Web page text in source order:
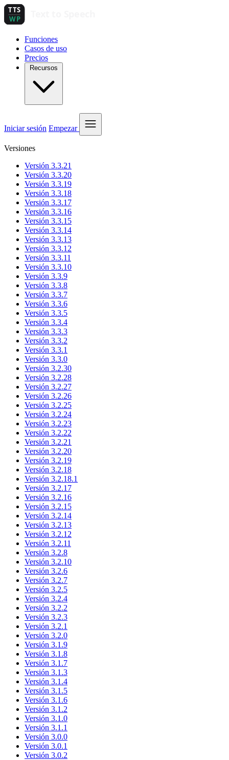
Funciones
Casos de uso
Precios
Recursos
Iniciar sesión Empezar
Versiones
Versión 3.3.21
Versión 3.3.20
Versión 3.3.19
Versión 3.3.18
Versión 3.3.17
Versión 3.3.16
Versión 3.3.15
Versión 3.3.14
Versión 3.3.13
Versión 3.3.12
Versión 3.3.11
Versión 3.3.10
Versión 3.3.9
Versión 3.3.8
Versión 3.3.7
Versión 3.3.6
Versión 3.3.5
Versión 3.3.4
Versión 3.3.3
Versión 3.3.2
Versión 3.3.1
Versión 3.3.0
Versión 3.2.30
Versión 3.2.28
Versión 3.2.27
Versión 3.2.26
Versión 3.2.25
Versión 3.2.24
Versión 3.2.23
Versión 3.2.22
Versión 3.2.21
Versión 3.2.20
Versión 3.2.19
Versión 3.2.18
Versión 3.2.18.1
Versión 3.2.17
Versión 3.2.16
Versión 3.2.15
Versión 3.2.14
Versión 3.2.13
Versión 3.2.12
Versión 3.2.11
Versión 3.2.8
Versión 3.2.10
Versión 3.2.6
Versión 3.2.7
Versión 3.2.5
Versión 3.2.4
Versión 3.2.2
Versión 3.2.3
Versión 3.2.1
Versión 3.2.0
Versión 3.1.9
Versión 3.1.8
Versión 3.1.7
Versión 3.1.3
Versión 3.1.4
Versión 3.1.5
Versión 3.1.6
Versión 3.1.2
Versión 3.1.0
Versión 3.1.1
Versión 3.0.0
Versión 3.0.1
Versión 3.0.2